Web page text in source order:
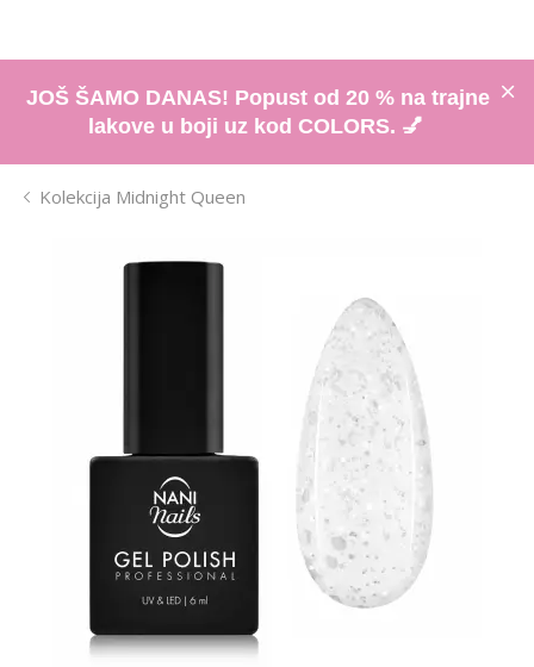
JOŠ ŠAMO DANAS! Popust od 20 % na trajne
lakove u boji uz kod COLORS. 💅
Kolekcija Midnight Queen